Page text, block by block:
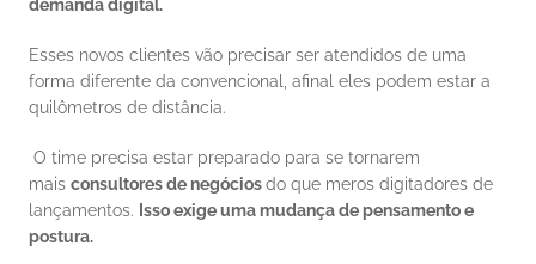
demanda digital.
Esses novos clientes vão precisar ser atendidos de uma
forma diferente da convencional, afinal eles podem estar a
quilômetros de distância.
mais consultores de negócios do que meros digitadores de
lançamentos. Isso exige uma mudança de pensamento e
postura.